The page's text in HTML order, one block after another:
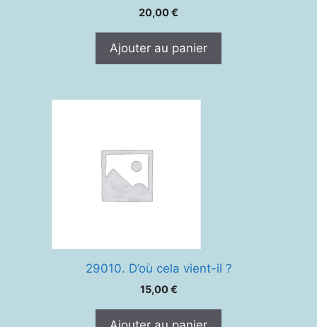
20,00€
Ajouter au panier
29010. D’où cela vient-il ?
15,00€